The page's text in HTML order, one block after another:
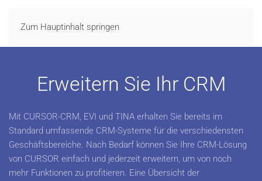
Zum Hauptinhalt springen
Erweitern Sie Ihr CRM
Mit CURSOR-CRM, EVI und TINA erhalten Sie bereits im
Standard umfassende CRM-Systeme für die verschiedensten
Geschäftsbereiche. Nach Bedarf können Sie Ihre CRM-Lösung
von CURSOR einfach und jederzeit erweitern, um von noch
mehr Funktionen zu profitieren. Eine Übersicht der